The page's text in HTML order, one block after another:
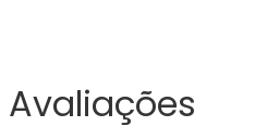
Avaliações